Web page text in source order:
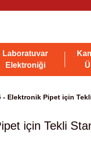
Laboratuvar
Elektroniği
- Elektronik Pipet için
için Tekli